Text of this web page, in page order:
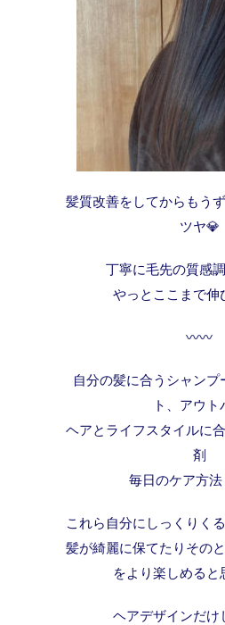
髪質改善をしてからもう
ツヤ💎
丁寧に毛先の質感
やっとここまで
〰︎〰︎
自分の髪に合うシャンプ
ト、アウト
ヘアとライフスタイルに
剤
毎日のケア方
これら自分にしっくりく
髪が綺麗に保てたりその
をより楽しめると
ヘアデザインだけ